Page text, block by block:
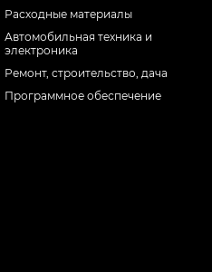
Расходные материалы
Автомобильная техника и
электроника
Ремонт, строительство, дача
Программное обеспечение